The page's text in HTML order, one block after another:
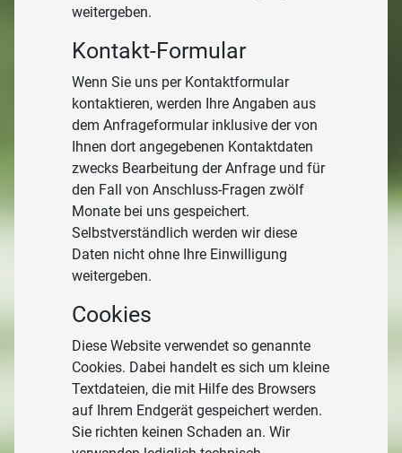
weitergeben.
Kontakt-Formular
Wenn Sie uns per Kontaktformular
kontaktieren, werden Ihre Angaben aus
dem Anfrageformular inklusive der von
Ihnen dort angegebenen Kontaktdaten
zwecks Bearbeitung der Anfrage und für
den Fall von Anschluss-Fragen zwölf
Monate bei uns gespeichert.
Selbstverständlich werden wir diese
Daten nicht ohne Ihre Einwilligung
weitergeben.
Cookies
Diese Website verwendet so genannte
Cookies. Dabei handelt es sich um kleine
Textdateien, die mit Hilfe des Browsers
auf Ihrem Endgerät gespeichert werden.
Sie richten keinen Schaden an. Wir